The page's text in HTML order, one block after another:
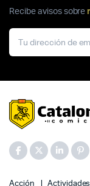
Recibe avisos sobre
Acción Actividades